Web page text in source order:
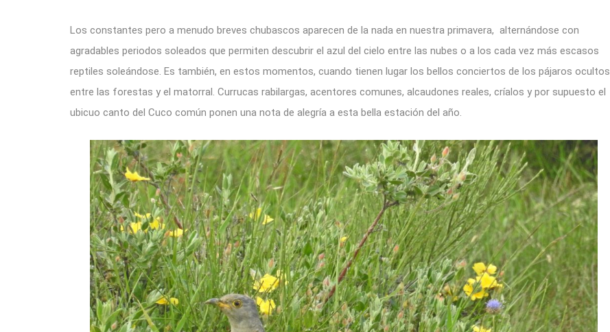
Los constantes pero a menudo breves chubascos aparecen de la nada en nuestra primavera, alternándose con
agradables periodos soleados que permiten descubrir el azul del cielo entre las nubes o a los cada vez más escasos
reptiles soleándose. Es también, en estos momentos, cuando tienen lugar los bellos conciertos de los pájaros ocultos
entre las forestas y el matorral. Currucas rabilargas, acentores comunes, alcaudones reales, críalos y por supuesto el
ubicuo canto del Cuco común ponen una nota de alegría a esta bella estación del año.